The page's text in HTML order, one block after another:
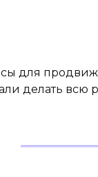
для
делать всю